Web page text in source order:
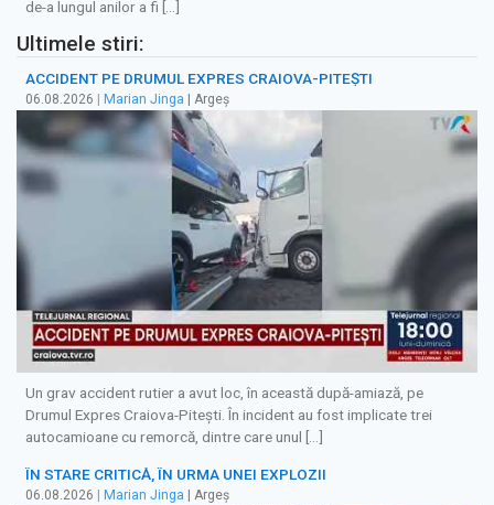
de-a lungul anilor a fi […]
Ultimele stiri:
ACCIDENT PE DRUMUL EXPRES CRAIOVA-PITEȘTI
06.08.2026 | Marian Jinga | Argeș
Un grav accident rutier a avut loc, în această după-amiază, pe
Drumul Expres Craiova-Pitești. În incident au fost implicate trei
autocamioane cu remorcă, dintre care unul […]
ÎN STARE CRITICĂ, ÎN URMA UNEI EXPLOZII
06.08.2026 Marian Jinga | Argeș